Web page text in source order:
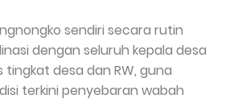
sendiri secara rutin
dengan seluruh kepala desa
desa dan RW, guna
terkini penyebaran wabah